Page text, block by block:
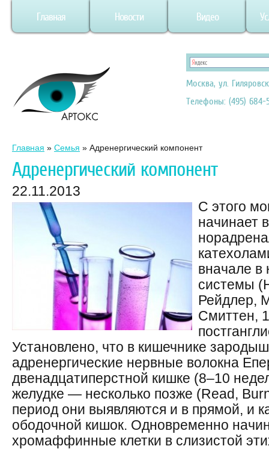
Главная Новости Видео
Москва, ул.
Телефоны: (495) 684-
Главная » Семья » Адренергический компонент
Адренергический компонент
22.11.2013
С этого
начинает
вначале
системы
Рейдлер,
Смиттен,
Установлено, что в кишечнике
адренергические нервные волокна
двенадцатиперстной кишке (8–10
желудке — несколько позже (Read,
период они выявляются и в прямой, и
ободочной кишок. Одновременно
хромаффинные клетки в слизистой